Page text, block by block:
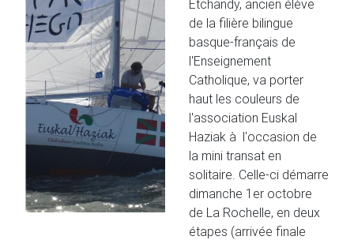
Etchandy, ancien élève
de la filière bilingue
basque-français de
l'Enseignement
Catholique, va porter
haut les couleurs de
l'association Euskal
Haziak à l'occasion de
la mini transat en
solitaire. Celle-ci démarre
dimanche 1er octobre
de La Rochelle, en deux
étapes (arrivée finale